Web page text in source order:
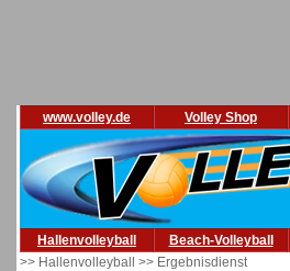
www.volley.de Volley Shop
Hallenvolleyball Beach-Volleyball
>> Hallenvolleyball >> Ergebnisdienst